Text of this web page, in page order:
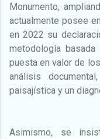
Monumento,
actualmente posee
en 2022 su
metodología
puesta en valor de
análisis
paisajística y un
Asimismo, se